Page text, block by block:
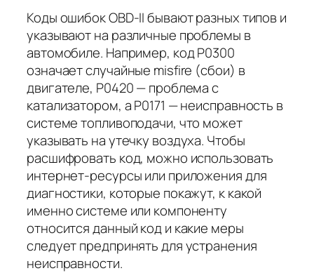
Коды ошибок OBD-II бывают разных типов и
указывают на различные проблемы в
автомобиле. Например, код P0300
означает случайные misfire (сбои) в
двигателе, P0420 — проблема с
катализатором, а P0171 — неисправность в
системе топливоподачи, что может
указывать на утечку воздуха. Чтобы
расшифровать код, можно использовать
интернет-ресурсы или приложения для
диагностики, которые покажут, к какой
именно системе или компоненту
относится данный код и какие меры
следует предпринять для устранения
неисправности.